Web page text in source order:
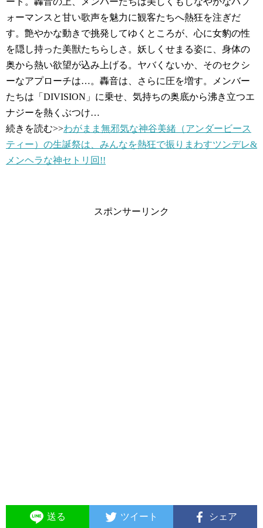
ォーマンスと甘い歌声を魅力に観客たちへ熱狂を注ぎだ
す。艶やかな動きで挑発してゆくところが、心に女豹の性
を隠し持った美獣たちらしさ。妖しくせまる姿に、身体の
奥から熱い欲望が込み上げる。ヤバくないか、そのセクシ
ーなアプローチは…。轟音は、さらに圧を増す。メンバー
たちは「DIVISION」に乗せ、気持ちの奥底から沸き立つエ
ナジーを熱くぶつけ…
続きを読む>>わがまま無邪気な神谷美緒（アンダービース
ティー）の生誕祭は、みんなを熱狂で振りまわすツンデレ&
メンヘラな神セトリ回!!
スポンサーリンク
送る ツイート シェア